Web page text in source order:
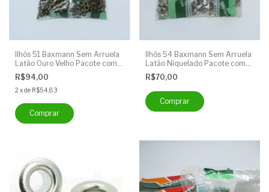
Ilhós 51 Baxmann Sem Arruela
Latão Ouro Velho Pacote com
1000 Unidades
R$94,00
2 xde R$54,83
Ilhós 54 Baxmann Sem Arruela
Latão Niquelado Pacote com
1000 Unidades
R$70,00